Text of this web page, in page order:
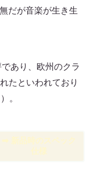
だが音楽が生き生
あり、欧州のクラ
たといわれており
。
➡︎ 新品時のスペック
仕様